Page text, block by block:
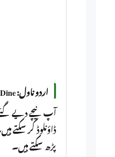
اردو ناول: Woh Aik Dine از Zahra Zainab
آپ نیچے دیے
پڑھ سکتے ہیں۔